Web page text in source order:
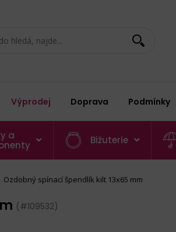
Výprodej Doprava Podmínky
a
Bižuterie
Ozdobný spínací špendlík kilt 13x65 mm
(#109532)